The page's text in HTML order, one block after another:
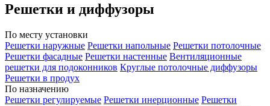
Решетки и диффузоры
По месту установки
Решетки наружные Решетки напольные Решетки потолочные
Решетки фасадные Решетки настенные Вентиляционные
решетки для подоконников Круглые потолочные диффузоры
Решетки в продух
По назначению
Решетки регулируемые Решетки инерционные Решетки